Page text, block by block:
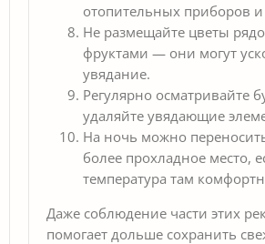
отопительных приборов и
Не размещайте цветы
фруктами — они могут
увядание.
Регулярно осматривайте
удаляйте увядающие
На ночь можно
более прохладное место,
температура там
Даже соблюдение части этих
помогает дольше сохранить